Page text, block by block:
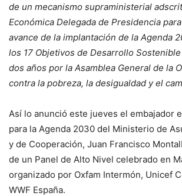
de un mecanismo supraministerial
Económica Delegada de Presidencia
avance de la implantación de la Agenda
los 17 Objetivos de Desarrollo
dos años por la Asamblea General de la
contra la pobreza, la desigualdad y el
Así lo anunció este jueves el embajador
para la Agenda 2030 del Ministerio de
y de Cooperación, Juan Francisco
de un Panel de Alto Nivel celebrado en
organizado por Oxfam Intermón, Unicef
WWF España.